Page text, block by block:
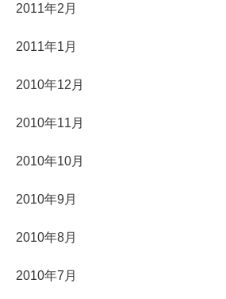
2011年2月
2011年1月
2010年12月
2010年11月
2010年10月
2010年9月
2010年8月
2010年7月